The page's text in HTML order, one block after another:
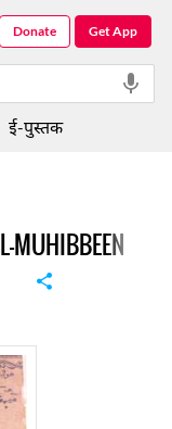
MUHIBBEEN
Get App
Donate
ई-पुस्तक